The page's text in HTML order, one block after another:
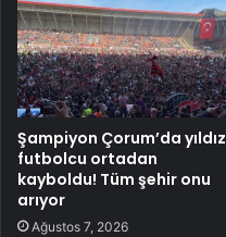
Şampiyon Çorum’da yıldız
futbolcu ortadan
kayboldu! Tüm şehir onu
arıyor
Ağustos 7, 2026